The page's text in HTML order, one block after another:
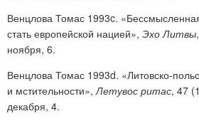
Венцлова Томас 1993c.
стать европейской нацией», Эхо Литвы
ноября, 6.
Венцлова Томас 1993d. «Литовско-
и мстительности», Летувос ритас, 47
декабря, 4.